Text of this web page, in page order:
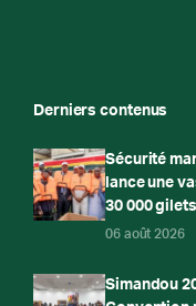
Derniers contenus
Sécurité
lance une
30 000
06 août 2026
Simandou